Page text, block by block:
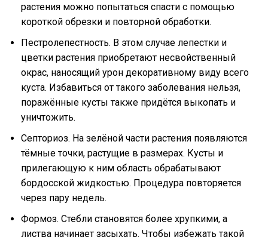
растения можно попытаться спасти с помощью
короткой обрезки и повторной обработки.
Пестролепестность. В этом случае лепестки и
цветки растения приобретают несвойственный
окрас, наносящий урон декоративному виду всего
куста. Избавиться от такого заболевания нельзя,
поражённые кусты также придётся выкопать и
уничтожить.
Септориоз. На зелёной части растения появляются
тёмные точки, растущие в размерах. Кусты и
прилегающую к ним область обрабатывают
бордосской жидкостью. Процедура повторяется
через пару недель.
Формоз. Стебли становятся более хрупкими, а
листва начинает засыхать. Чтобы избежать такой